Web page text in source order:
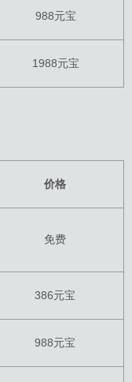
988元宝
1988元宝
价格
免费
386元宝
988元宝